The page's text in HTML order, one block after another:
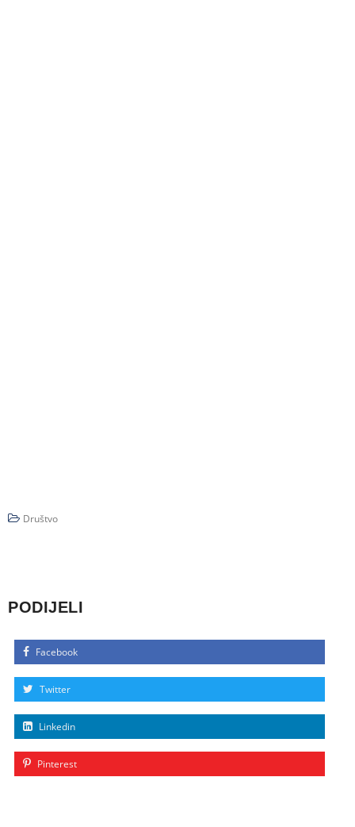
Društvo
PODIJELI
Facebook
Twitter
Linkedin
Pinterest